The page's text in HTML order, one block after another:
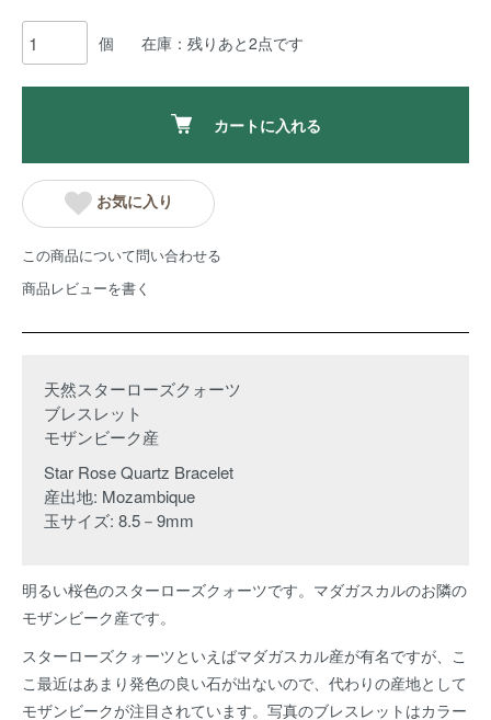
個 在庫：残りあと2点です
カートに入れる
お気に入り
この商品について問い合わせる
商品レビューを書く
天然スターローズクォーツ
ブレスレット
モザンビーク産
Star Rose Quartz Bracelet
産出地: Mozambique
玉サイズ: 8.5－9mm
明るい桜色のスターローズクォーツです。マダガスカルのお隣の
モザンビーク産です。
スターローズクォーツといえばマダガスカル産が有名ですが、こ
こ最近はあまり発色の良い石が出ないので、代わりの産地として
モザンビークが注目されています。写真のブレスレットはカラー